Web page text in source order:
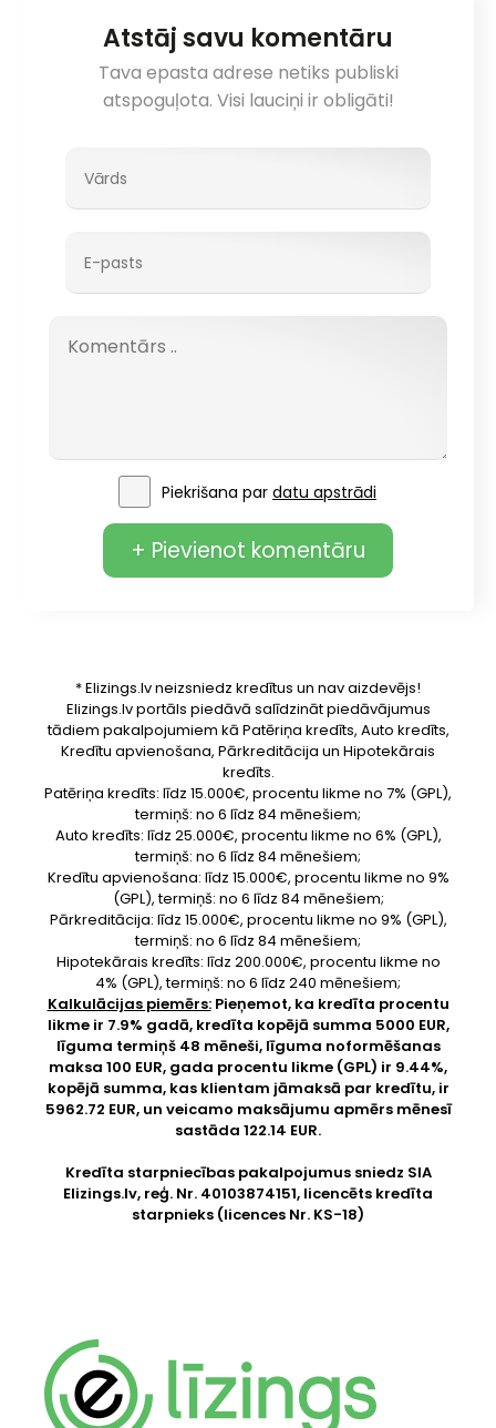
Atstāj savu komentāru
Tava epasta adrese netiks publiski
atspoguļota. Visi lauciņi ir obligāti!
Piekrišana par datu apstrādi
+ Pievienot komentāru
* Elizings.lv neizsniedz kredītus un nav aizdevējs!
Elizings.lv portāls piedāvā salīdzināt piedāvājumus
tādiem pakalpojumiem kā Patēriņa kredīts, Auto kredīts,
Kredītu apvienošana, Pārkreditācija un Hipotekārais
kredīts.
Patēriņa kredīts: līdz 15.000€, procentu likme no 7% (GPL),
termiņš: no 6 līdz 84 mēnešiem;
Auto kredīts: līdz 25.000€, procentu likme no 6% (GPL),
termiņš: no 6 līdz 84 mēnešiem;
Kredītu apvienošana: līdz 15.000€, procentu likme no 9%
(GPL), termiņš: no 6 līdz 84 mēnešiem;
Pārkreditācija: līdz 15.000€, procentu likme no 9% (GPL),
termiņš: no 6 līdz 84 mēnešiem;
Hipotekārais kredīts: līdz 200.000€, procentu likme no
4% (GPL), termiņš: no 6 līdz 240 mēnešiem;
Kalkulācijas piemērs:Pieņemot, ka kredīta procentu
likme ir 7.9% gadā, kredīta kopējā summa 5000 EUR,
līguma termiņš 48 mēneši, līguma noformēšanas
maksa 100 EUR, gada procentu likme (GPL) ir 9.44%,
kopējā summa, kas klientam jāmaksā par kredītu, ir
5962.72 EUR, un veicamo maksājumu apmērs mēnesī
sastāda 122.14 EUR.
Kredīta starpniecības pakalpojumus sniedz SIA
Elizings.lv, reģ. Nr. 40103874151, licencēts kredīta
starpnieks (licences Nr. KS-18)